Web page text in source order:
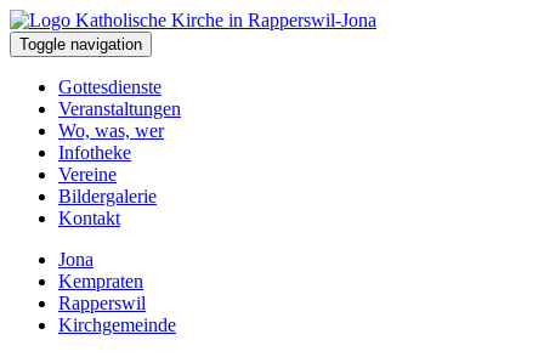
Toggle navigation
Gottesdienste
Veranstaltungen
Wo, was, wer
Infotheke
Vereine
Bildergalerie
Kontakt
Jona
Kempraten
Rapperswil
Kirchgemeinde